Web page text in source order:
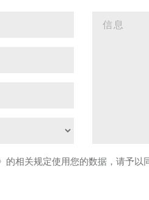
相关规定使用您的数据，请予以